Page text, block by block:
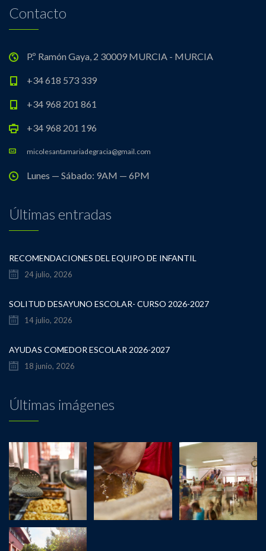
Contacto
P.º Ramón Gaya, 2 30009 MURCIA - MURCIA
+34 618 573 339
+34 968 201 861
+34 968 201 196
micolesantamariadegracia@gmail.com
Lunes — Sábado: 9AM — 6PM
Últimas entradas
RECOMENDACIONES DEL EQUIPO DE INFANTIL
24 julio, 2026
SOLITUD DESAYUNO ESCOLAR- CURSO 2026-2027
14 julio, 2026
AYUDAS COMEDOR ESCOLAR 2026-2027
18 junio, 2026
Últimas imágenes